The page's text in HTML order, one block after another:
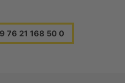
76 21 168 50 0